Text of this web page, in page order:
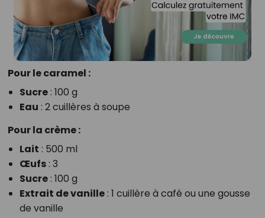
Pour le caramel :
Sucre: 100 g
Eau : 2 cuillères à soupe
Pour la crème :
Lait : 500 ml
Œufs: 3
Sucre: 100 g
Extrait de vanille: 1 cuillère à café ou une gousse
de vanille